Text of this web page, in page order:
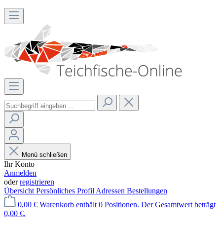
Menü schließen
Ihr Konto
Anmelden
oderregistrieren
Übersicht Persönliches Profil Adressen Bestellungen
0,00 € Warenkorb enthält 0 Positionen. Der Gesamtwert beträgt
0,00 €.